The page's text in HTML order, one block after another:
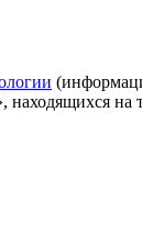
находящихся